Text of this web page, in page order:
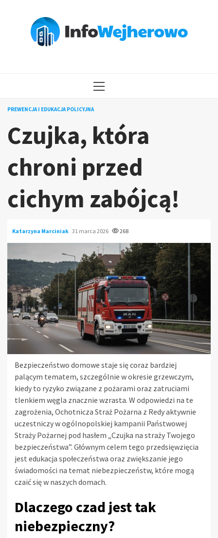
MENU
PREWENCJA I EDUKACJA POLICYJNA
Czujka, która
chroni przed
cichym zabójcą!
Katarzyna Marciniak 31 marca 2026 268
Bezpieczeństwo domowe staje się coraz bardziej
palącym tematem, szczególnie w okresie grzewczym,
kiedy to ryzyko związane z pożarami oraz zatruciami
tlenkiem węgla znacznie wzrasta. W odpowiedzi na te
zagrożenia, Ochotnicza Straż Pożarna z Redy aktywnie
uczestniczy w ogólnopolskiej kampanii Państwowej
Straży Pożarnej pod hasłem „Czujka na straży Twojego
bezpieczeństwa”. Głównym celem tego przedsięwzięcia
jest edukacja społeczeństwa oraz zwiększanie jego
świadomości na temat niebezpieczeństw, które mogą
czaić się w naszych domach.
Dlaczego czad jest tak
niebezpieczny?